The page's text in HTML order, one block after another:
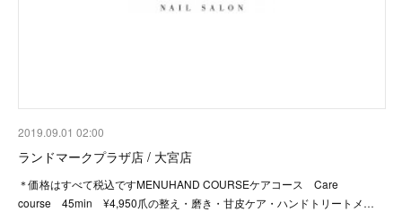
2019.09.01 02:00
ランドマークプラザ店 / 大宮店
＊価格はすべて税込ですMENUHAND COURSEケアコース Care
course 45min ¥4,950爪の整え・磨き・甘皮ケア・ハンドトリートメ…